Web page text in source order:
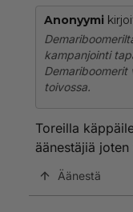
Anonyymi
kampanjointi
Demariboomerit
toivossa.
Toreilla
äänestäjiä
Äänestä